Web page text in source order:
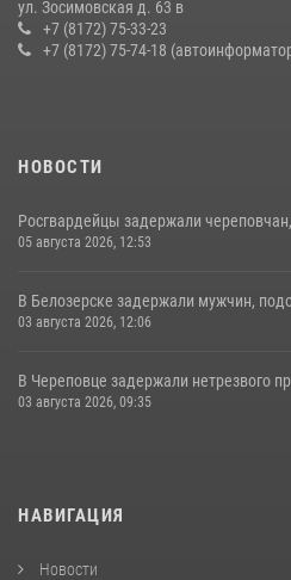
Росгвардии в Вологодской области
20 июля 2026, 10:47
ул. Зосимовская д. 63 в
+7 (8172) 75-33-23
+7 (8172) 75-74-18
НОВОСТИ
Росгвардейцы задержали
05 августа 2026, 12:53
В Белозерске задержали мужчин,
03 августа 2026, 12:06
В Череповце задержали нетрезвого
03 августа 2026, 09:35
НАВИГАЦИЯ
Новости